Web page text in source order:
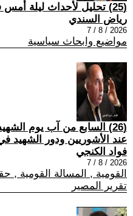
(25) تحليل لأحداث ليلة أمس في العراق
رياض السندي
2026 / 8 / 7
مواضيع وابحاث سياسية
(26) السابع من آب يوم
عند الأشوريين ودور الشهيد
فواد الكنجي
2026 / 8 / 7
القومية , المسالة القومية ,
تقرير المصير